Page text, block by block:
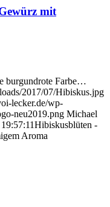
mit
burgundrote Farbe…
2017/07/Hibiskus.jpg
lecker.de/wp-
neu2019.png Michael
Hibiskusblüten -
Aroma